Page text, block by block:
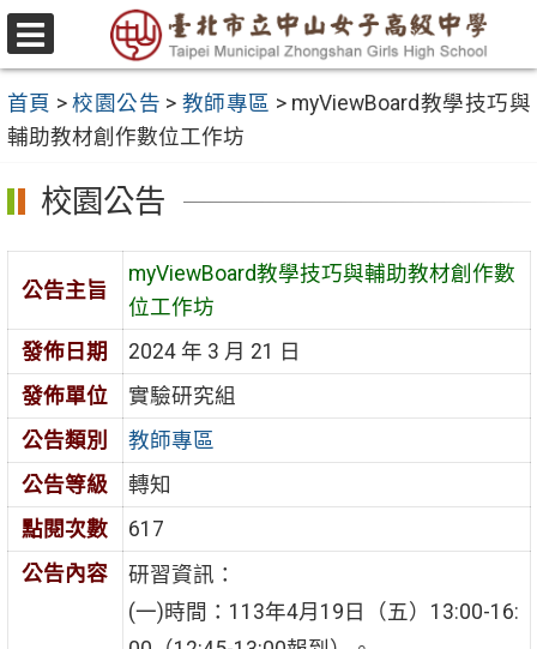
跳
至
要
內
容
區
選
單
首頁 >校園公告 > 教師專區 > myViewBoard教學技巧與
輔助教材創作數位工作坊
校園公告
公告主旨
myViewBoard教學技巧與輔助教材創作數
位工作坊
發佈日期
2024 年 3 月 21 日
發佈單位
實驗研究組
公告類別
教師專區
公告等級
轉知
點閱次數
617
公告內容
研習資訊：
(一)時間：113年4月19日（五）13:00-16: